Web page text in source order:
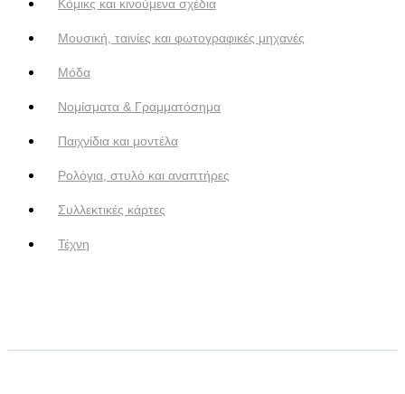
Κόμικς και κινούμενα σχέδια
Μουσική, ταινίες και φωτογραφικές μηχανές
Μόδα
Νομίσματα & Γραμματόσημα
Παιχνίδια και μοντέλα
Ρολόγια, στυλό και αναπτήρες
Συλλεκτικές κάρτες
Τέχνη